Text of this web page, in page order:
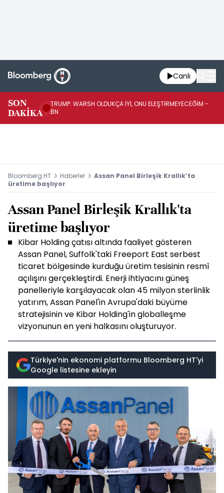
Canlı
SON
DAKİKA
TRUMP: WARSH OLDUKÇA İYİ, ONU ELEŞTİRMEYECEĞİM -
BN
Bloomberg HT Haberler
Assan Panel Birleşik Krallık’ta
üretime başlıyor
Assan Panel Birleşik Krallık'ta
üretime başlıyor
Kibar Holding çatısı altında faaliyet gösteren
Assan Panel, Suffolk'taki Freeport East serbest
ticaret bölgesinde kurduğu üretim tesisinin resmî
açılışını gerçekleştirdi. Enerji ihtiyacını güneş
panelleriyle karşılayacak olan 45 milyon sterlinlik
yatırım, Assan Panel'in Avrupa'daki büyüme
stratejisinin ve Kibar Holding'in globalleşme
vizyonunun en yeni halkasını oluşturuyor.
Türkiye'nin ekonomi platformu Bloomberg HT'yi
Google listesine ekleyin